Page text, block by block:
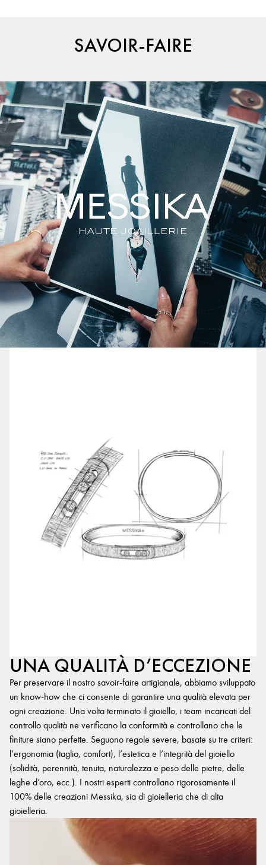
SAVOIR-FAIRE
UNA QUALITÀ D’ECCEZIONE
Per preservare il nostro savoir-faire artigianale, abbiamo sviluppato
un know-how che ci consente di garantire una qualità elevata per
ogni creazione. Una volta terminato il gioiello, i team incaricati del
controllo qualità ne verificano la conformità e controllano che le
finiture siano perfette. Seguono regole severe, basate su tre criteri:
l’ergonomia (taglio, comfort), l’estetica e l’integrità del gioiello
(solidità, perennità, tenuta, naturalezza e peso delle pietre, delle
leghe d’oro, ecc.). I nostri esperti controllano rigorosamente il
100% delle creazioni Messika, sia di gioielleria che di alta
gioielleria.